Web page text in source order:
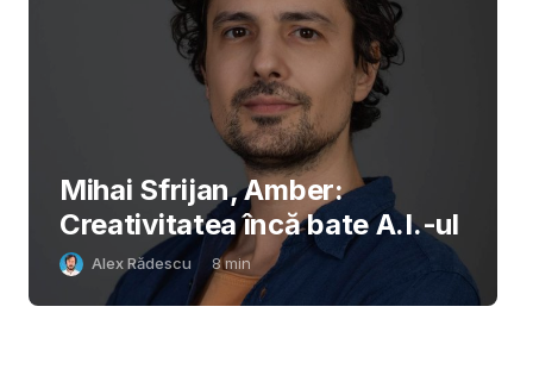
Mihai Sfrijan, Amber:
Creativitatea încă bate A.I.-ul
Alex Rădescu 8min